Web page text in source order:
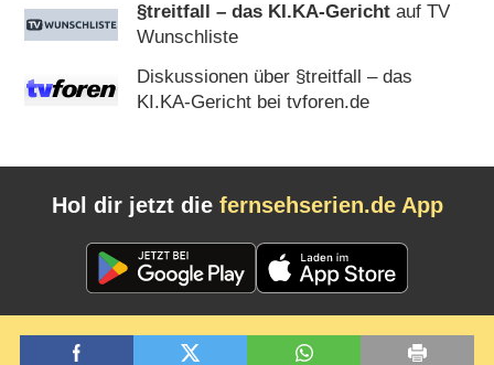
§treitfall – das KI.KA-Gericht auf TV
Wunschliste
Diskussionen über §treitfall – das
KI.KA-Gericht bei tvforen.de
Hol dir jetzt die fernsehserien.de App